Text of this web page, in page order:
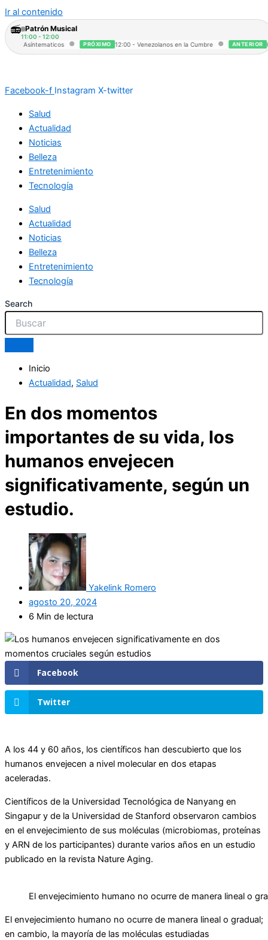
Ir al contenido
📻 Patrón Musical
11:00 - 12:00
- Asíntematicos
● PRÓXIMO 12:00 - Venezolanos en la Cumbre ● ANTERIOR
Facebook-f Instagram X-twitter
Salud
Actualidad
Noticias
Belleza
Entretenimiento
Tecnología
Salud
Actualidad
Noticias
Belleza
Entretenimiento
Tecnología
Search
Inicio
Actualidad, Salud
En dos momentos
importantes de su vida, los
humanos envejecen
significativamente, según un
estudio.
Yakelink Romero
agosto 20, 2024
6 Min de lectura
Facebook
Twitter
A los 44 y 60 años, los científicos han descubierto que los
humanos envejecen a nivel molecular en dos etapas
aceleradas.
Científicos de la Universidad Tecnológica de Nanyang en
Singapur y de la Universidad de Stanford observaron cambios
en el envejecimiento de sus moléculas (microbiomas, proteínas
y ARN de los participantes) durante varios años en un estudio
publicado en la revista Nature Aging.
El envejecimiento humano no ocurre de manera lineal o
El envejecimiento humano no ocurre de manera lineal o gradual;
en cambio, la mayoría de las moléculas estudiadas